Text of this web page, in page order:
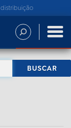
distribuição